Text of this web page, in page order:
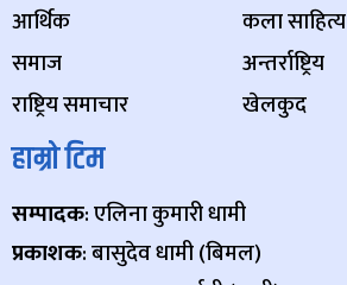
आर्थिक
समाज
राष्ट्रिय समाचार
कला साहित्य
अन्तर्राष्ट्रिय
खेलकुद
हाम्रो टिम
सम्पादक: एलिना कुमारी धामी
प्रकाशक: बासुदेव धामी (बिमल)